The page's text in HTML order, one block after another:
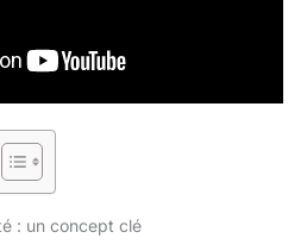
: un concept clé